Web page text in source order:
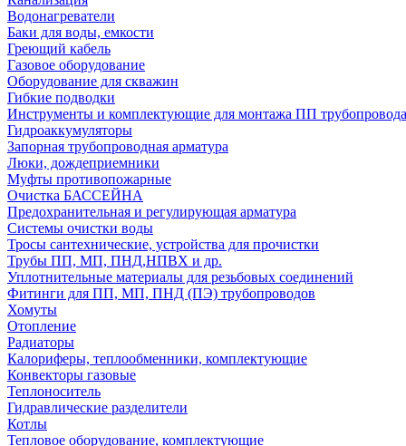
Водонагреватели
Баки для воды, емкости
Греющий кабель
Газовое оборудование
Оборудование для скважин
Гибкие подводки
Инструменты и комплектующие для монтажа ПП трубопровода
Гидроаккумуляторы
Запорная трубопроводная арматура
Люки, дождеприемники
Муфты противопожарные
Очистка БАССЕЙНА
Предохранительная и регулирующая арматура
Системы очистки воды
Тросы сантехнические, устройства для прочистки
Трубы ПП, МП, ПНД,НПВХ и др.
Уплотнительные материалы для резьбовых соединений
Фитинги для ПП, МП, ПНД (ПЭ) трубопроводов
Хомуты
Отопление
Радиаторы
Калориферы, теплообменники, комплектующие
Конвекторы газовые
Теплоноситель
Гидравлические разделители
Котлы
Тепловое оборудование, комплектующие